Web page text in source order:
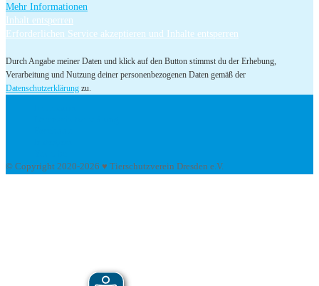
Mehr Informationen
Inhalt entsperren
Erforderlichen Service akzeptieren und Inhalte entsperren
Durch Angabe meiner Daten und klick auf den Button stimmst du der Erhebung,
Verarbeitung und Nutzung deiner personenbezogenen Daten gemäß der
Datenschutzerklärung zu.
© Copyright 2020-2026 ♥ Tierschutzverein Dresden e.V.